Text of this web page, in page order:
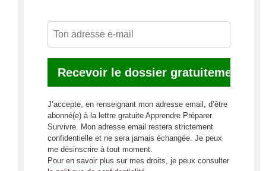
J’accepte, en renseignant mon adresse email, d’être
abonné(e) à la lettre gratuite Apprendre Préparer
Survivre. Mon adresse email restera strictement
confidentielle et ne sera jamais échangée. Je peux
me désinscrire à tout moment.
Pour en savoir plus sur mes droits, je peux consulter